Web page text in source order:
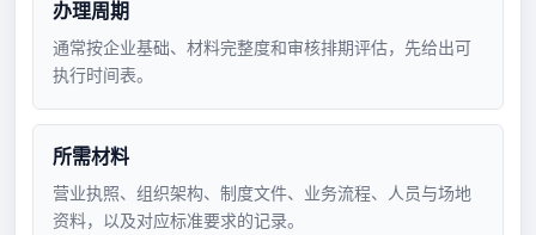
办理周期
通常按企业基础、材料完整度和审核排期评估，先给出可
执行时间表。
所需材料
营业执照、组织架构、制度文件、业务流程、人员与场地
资料，以及对应标准要求的记录。